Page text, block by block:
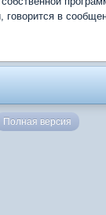
говорится в
Полная версия